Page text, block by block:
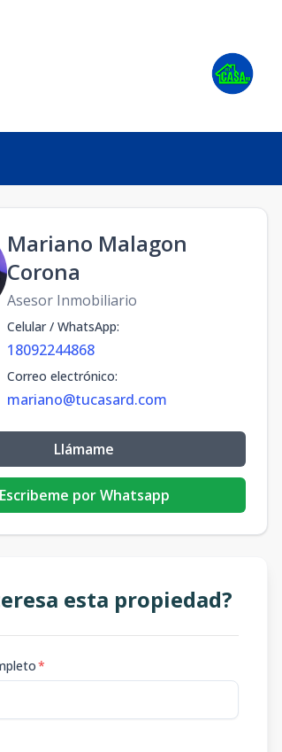
Mariano Malagon
Corona
Asesor Inmobiliario
Celular / WhatsApp:
18092244868
Correo electrónico:
mariano@tucasard.com
Llámame
Escribeme por Whatsapp
esta propiedad?
*